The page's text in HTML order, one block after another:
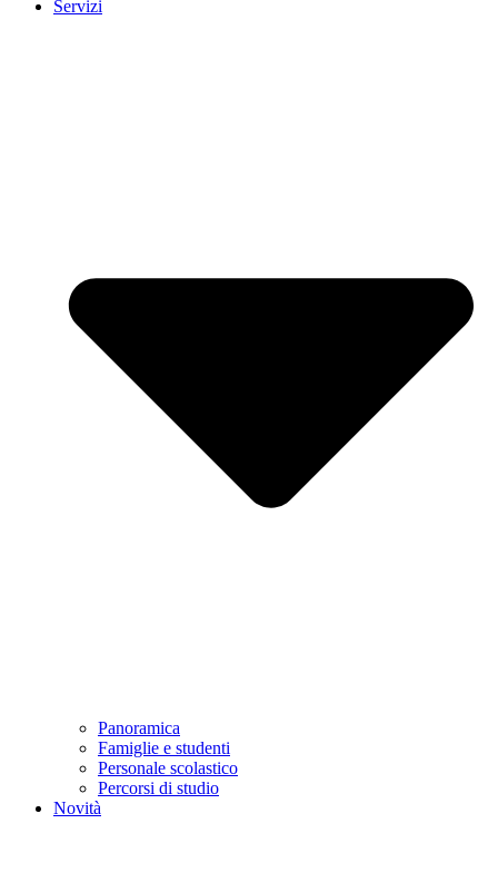
Servizi
Panoramica
Famiglie e studenti
Personale scolastico
Percorsi di studio
Novità